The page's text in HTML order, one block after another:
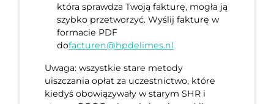
która sprawdza Twoją fakturę, mogła ją
szybko przetworzyć. Wyślij fakturę w
formacie PDF
dofacturen@hpdelimes.nl
Uwaga: wszystkie stare metody
uiszczania opłat za uczestnictwo, które
kiedyś obowiązywały w starym SHR i